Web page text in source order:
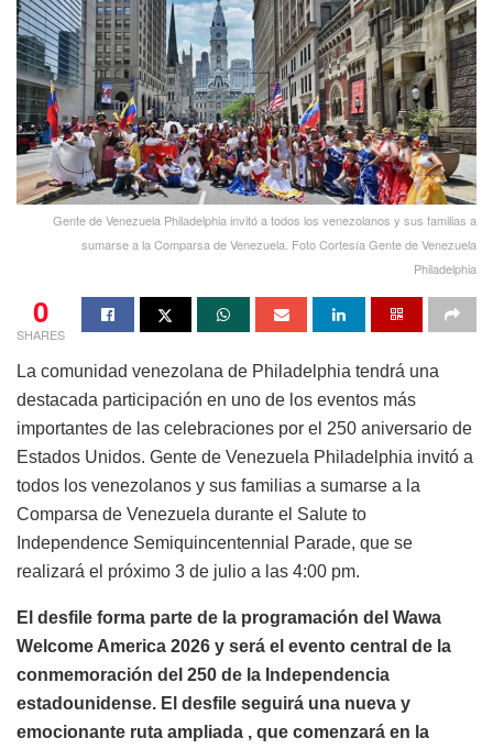
Gente de Venezuela Philadelphia invitó a todos los venezolanos y sus familias a
sumarse a la Comparsa de Venezuela. Foto Cortesía Gente de Venezuela
Philadelphia
0
SHARES
La comunidad venezolana de Philadelphia tendrá una
destacada participación en uno de los eventos más
importantes de las celebraciones por el 250 aniversario de
Estados Unidos. Gente de Venezuela Philadelphia invitó a
todos los venezolanos y sus familias a sumarse a la
Comparsa de Venezuela durante el Salute to
Independence Semiquincentennial Parade, que se
realizará el próximo 3 de julio a las 4:00 pm.
El desfile forma parte de la programación del Wawa
Welcome America 2026 y será el evento central de la
conmemoración del 250 de la Independencia
estadounidense. El desfile seguirá una nueva y
emocionante ruta ampliada , que comenzará en la